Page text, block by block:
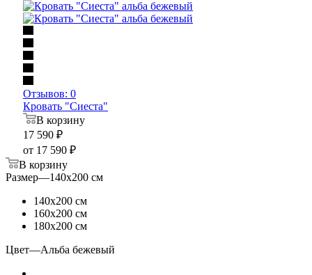
Отзывов: 0
Кровать "Сиеста"
В корзину
17 590 ₽
от 17 590 ₽
В корзину
Размер—140х200 см
140х200 см
160х200 см
180х200 см
Цвет—Альба бежевый